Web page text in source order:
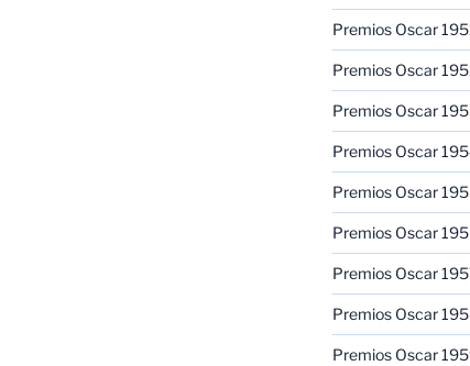
Premios Oscar
Premios Oscar
Premios Oscar
Premios Oscar
Premios Oscar
Premios Oscar
Premios Oscar
Premios Oscar
Premios Oscar